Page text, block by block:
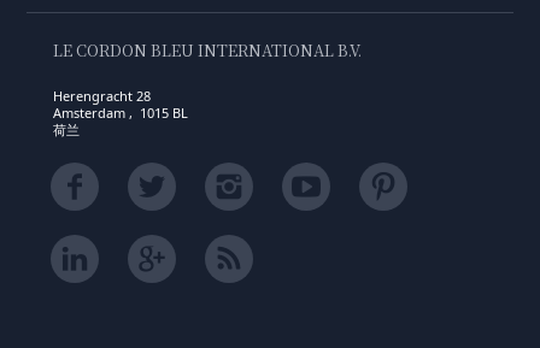
LE CORDON BLEU INTERNATIONAL B.V.
Herengracht 28
Amsterdam , 1015 BL
荷兰